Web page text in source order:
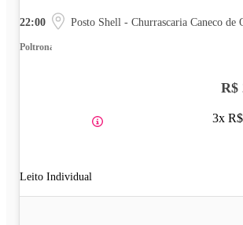
22:00 Posto Shell - Churrascaria Caneco de
Poltrona
Leito Individual
R$
3x